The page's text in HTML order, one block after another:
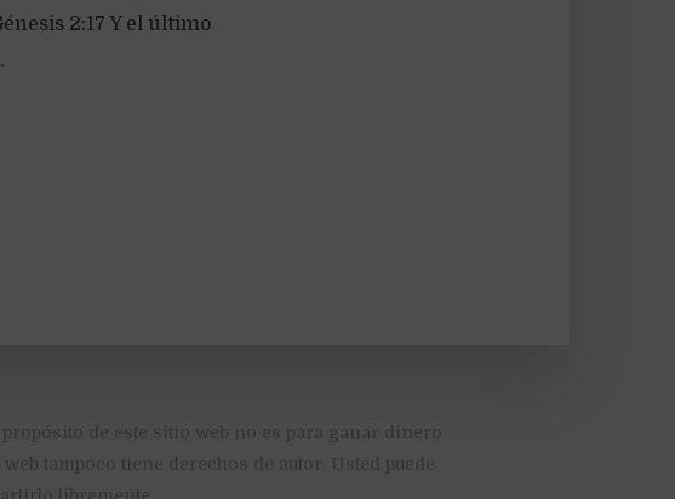
2:17 Y el último
tampoco tiene derechos de autor. Usted puede